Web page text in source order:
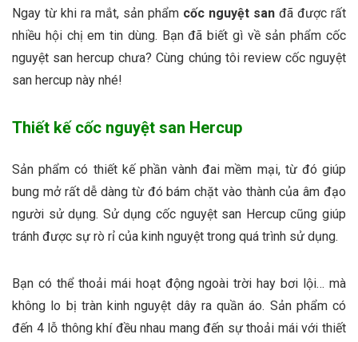
Ngay từ khi ra mắt, sản phẩm cốc nguyệt san đã được rất
nhiều hội chị em tin dùng. Bạn đã biết gì về sản phẩm cốc
nguyệt san hercup chưa? Cùng chúng tôi review cốc nguyệt
san hercup này nhé!
Thiết kế cốc nguyệt san Hercup
Sản phẩm có thiết kế phần vành đai mềm mại, từ đó giúp
bung mở rất dễ dàng từ đó bám chặt vào thành của âm đạo
người sử dụng. Sử dụng cốc nguyệt san Hercup cũng giúp
tránh được sự rò rỉ của kinh nguyệt trong quá trình sử dụng.
Bạn có thể thoải mái hoạt động ngoài trời hay bơi lội… mà
không lo bị tràn kinh nguyệt dây ra quần áo. Sản phẩm có
đến 4 lỗ thông khí đều nhau mang đến sự thoải mái với thiết